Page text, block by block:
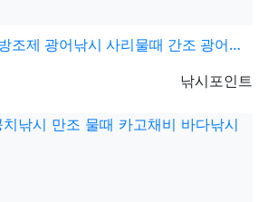
제 광어낚시 사리물때 간조 광어루어낚시 조황정보
등록자
낚시포인트